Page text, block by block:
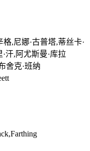
格,尼娜·古普塔,蒂丝卡·
汗,阿尤斯曼·库拉
舍克·班纳